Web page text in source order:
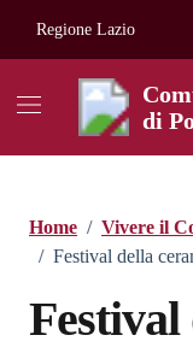
Regione Lazio
di
Home / Vivere il
/ Festival della
Festival